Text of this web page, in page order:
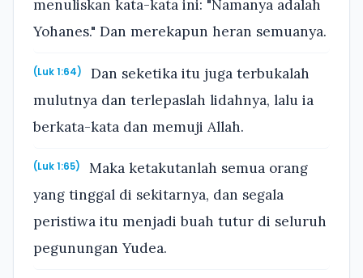
menuliskan kata-kata ini: "Namanya adalah
Yohanes." Dan merekapun heran semuanya.
(Luk 1:64)
Dan seketika itu juga terbukalah
mulutnya dan terlepaslah lidahnya, lalu ia
berkata-kata dan memuji Allah.
(Luk 1:65)
Maka ketakutanlah semua orang
yang tinggal di sekitarnya, dan segala
peristiwa itu menjadi buah tutur di seluruh
pegunungan Yudea.